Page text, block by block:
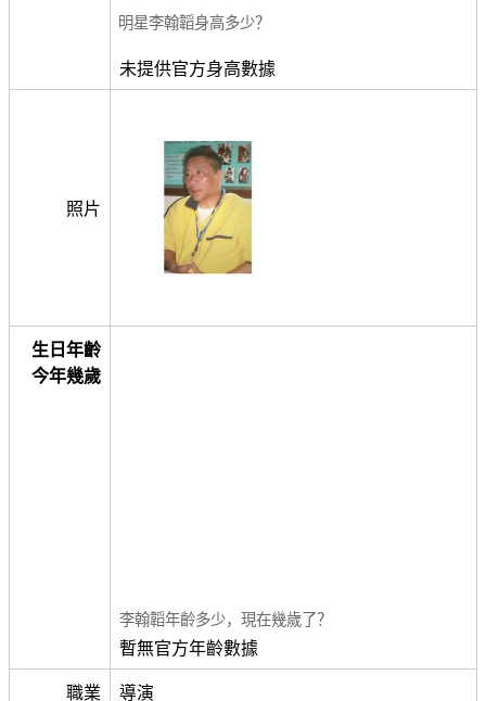
明星李翰韜身高多少？
未提供官方身高數據
照片
生日年齡
今年幾歲
李翰韜年齡多少，現在幾歲了？
暫無官方年齡數據
職業 導演